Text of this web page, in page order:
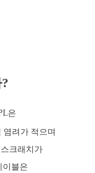
은
염려가 적으며
크래치가
이블은